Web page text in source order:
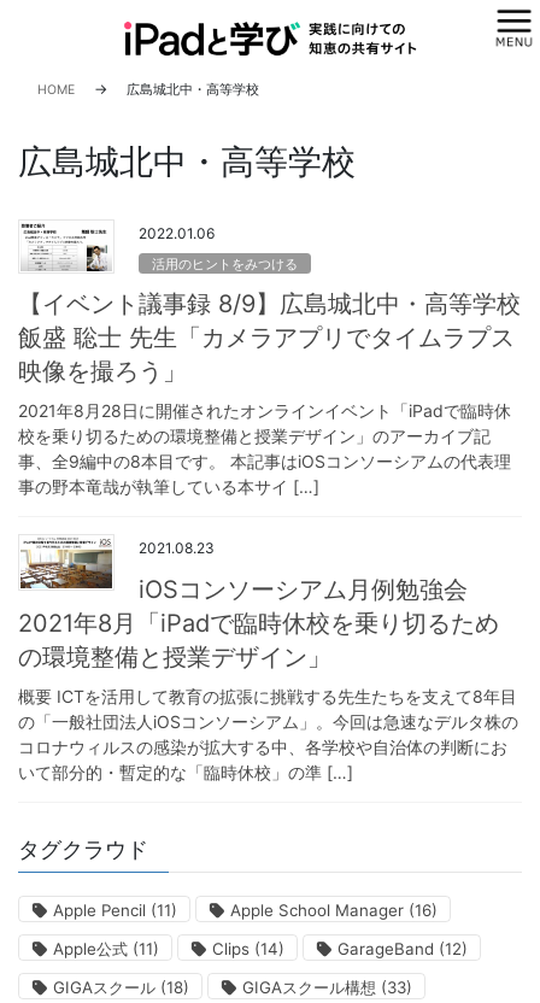
HOME 広島城北中・高等学校
広島城北中・高等学校
2022.01.06
活用のヒントをみつける
【イベント議事録 8/9】広島城北中・高等学校
飯盛 聡士 先生「カメラアプリでタイムラプス
映像を撮ろう」
2021年8月28日に開催されたオンラインイベント「iPadで臨時休
校を乗り切るための環境整備と授業デザイン」のアーカイブ記
事、全9編中の8本目です。 本記事はiOSコンソーシアムの代表理
事の野本竜哉が執筆している本サイ […]
2021.08.23
iOSコンソーシアム月例勉強会
2021年8月「iPadで臨時休校を乗り切るため
の環境整備と授業デザイン」
概要 ICTを活用して教育の拡張に挑戦する先生たちを支えて8年目
の「一般社団法人iOSコンソーシアム」。今回は急速なデルタ株の
コロナウィルスの感染が拡大する中、各学校や自治体の判断にお
いて部分的・暫定的な「臨時休校」の準 […]
タグクラウド
Apple Pencil (11) Apple School Manager (16)
Apple公式 (11) Clips (14) GarageBand (12)
GIGAスクール (18) GIGAスクール構想 (33)